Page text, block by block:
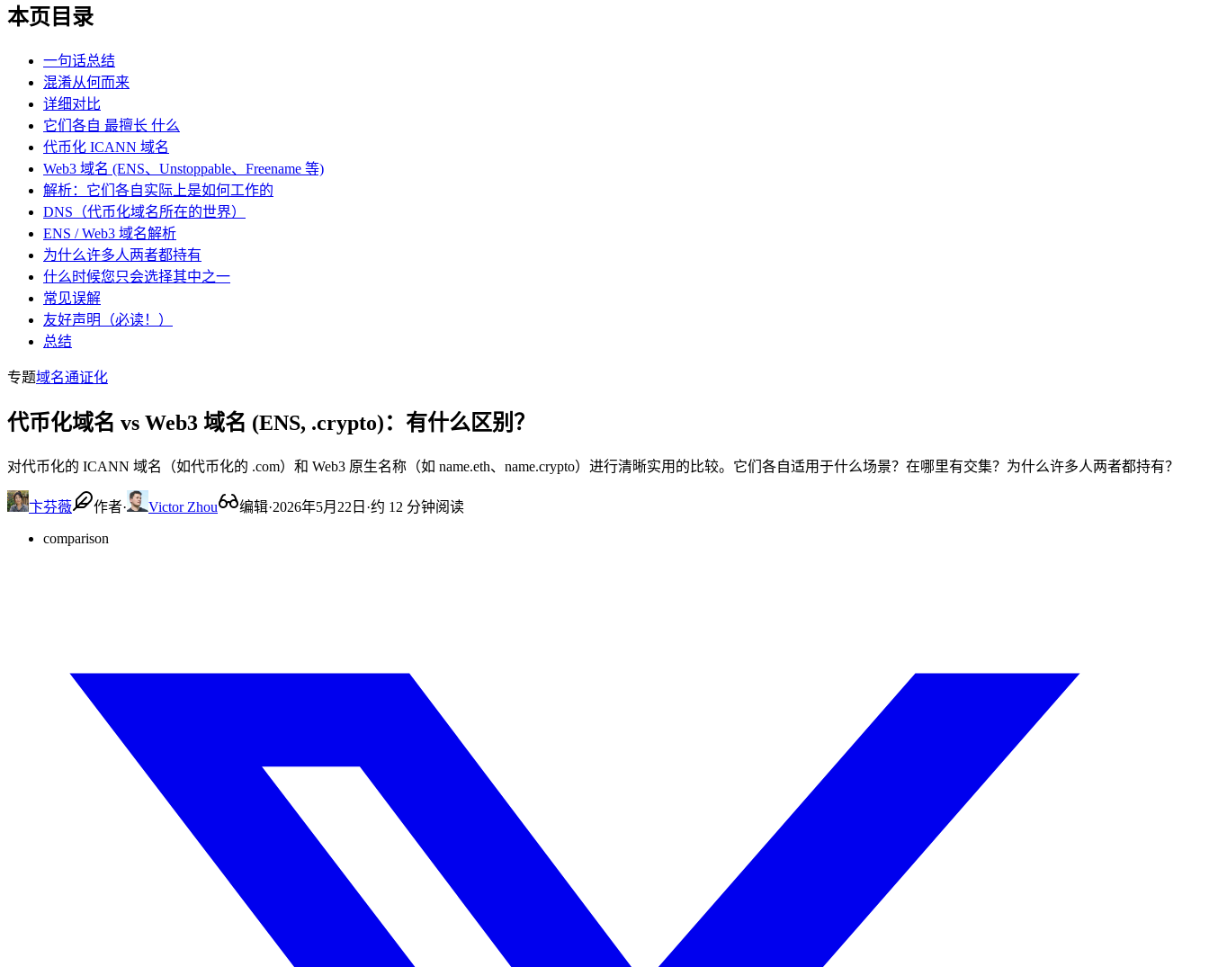
本页目录
一句话总结
混淆从何而来
详细对比
它们各自 最擅长 什么
代币化 ICANN 域名
Web3 域名 (ENS、Unstoppable、Freename 等)
解析：它们各自实际上是如何工作的
DNS（代币化域名所在的世界）
ENS / Web3 域名解析
为什么许多人两者都持有
什么时候您只会选择其中之一
常见误解
友好声明（必读！）
总结
专题域名通证化
代币化域名 vs Web3 域名 (ENS, .crypto)：有什么区别？
对代币化的 ICANN 域名（如代币化的 .com）和 Web3 原生名称（如 name.eth、name.crypto）进行清晰实用的比较。它们各自适用于什么场景？在哪里有交集？为什么许多人两者都持有？
卞芬薇 作者· Victor Zhou 编辑·2026年5月22日 ·约 12 分钟阅读
comparison